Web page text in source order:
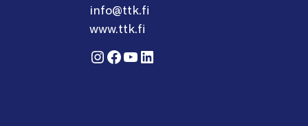
info@ttk.fi
www.ttk.fi
Instagram
Facebook
YouTube
LinkedIn